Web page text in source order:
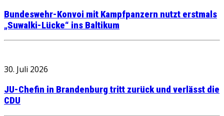
Bundeswehr-Konvoi mit Kampfpanzern nutzt erstmals
„Suwalki-Lücke“ ins Baltikum
30. Juli 2026
JU-Chefin in Brandenburg tritt zurück und verlässt die
CDU